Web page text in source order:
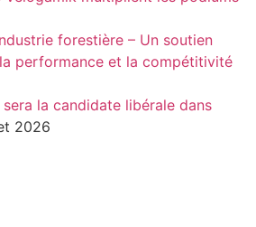
forestière – Un soutien
performance et la compétitivité
sera la candidate libérale dans
2026